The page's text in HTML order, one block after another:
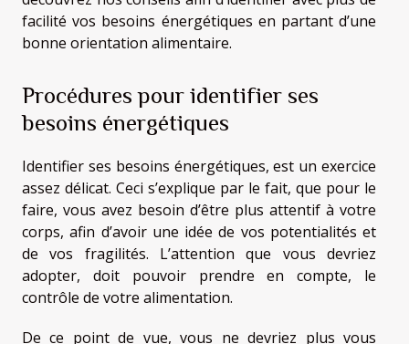
facilité vos besoins énergétiques en partant d’une
bonne orientation alimentaire.
Procédures pour identifier ses
besoins énergétiques
Identifier ses besoins énergétiques, est un exercice
assez délicat. Ceci s’explique par le fait, que pour le
faire, vous avez besoin d’être plus attentif à votre
corps, afin d’avoir une idée de vos potentialités et
de vos fragilités. L’attention que vous devriez
adopter, doit pouvoir prendre en compte, le
contrôle de votre alimentation.
De ce point de vue, vous ne devriez plus vous